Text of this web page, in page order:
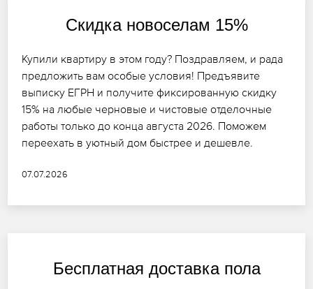
Скидка новоселам 15%
Купили квартиру в этом году? Поздравляем, и рада
предложить вам особые условия! Предъявите
выписку ЕГРН и получите фиксированную скидку
15% на любые черновые и чистовые отделочные
работы только до конца августа 2026. Поможем
переехать в уютный дом быстрее и дешевле.
07.07.2026
Бесплатная доставка пола